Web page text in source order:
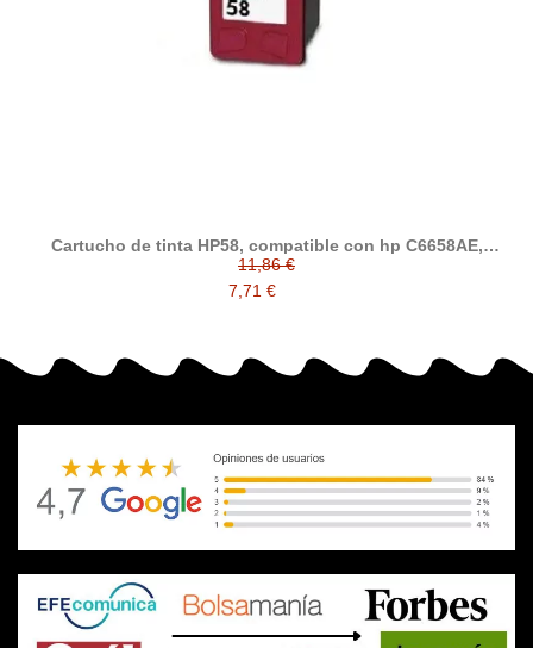
Cartucho de tinta HP58, compatible con hp C6658AE,
tricolor (fotografico)
11,86 €
7,71 €